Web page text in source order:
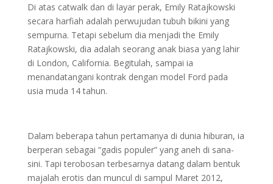
Di atas catwalk dan di layar perak, Emily Ratajkowski
secara harfiah adalah perwujudan tubuh bikini yang
sempurna. Tetapi sebelum dia menjadi the Emily
Ratajkowski, dia adalah seorang anak biasa yang lahir
di London, California. Begitulah, sampai ia
menandatangani kontrak dengan model Ford pada
usia muda 14 tahun.
Dalam beberapa tahun pertamanya di dunia hiburan, ia
berperan sebagai “gadis populer” yang aneh di sana-
sini. Tapi terobosan terbesarnya datang dalam bentuk
majalah erotis dan muncul di sampul Maret 2012,